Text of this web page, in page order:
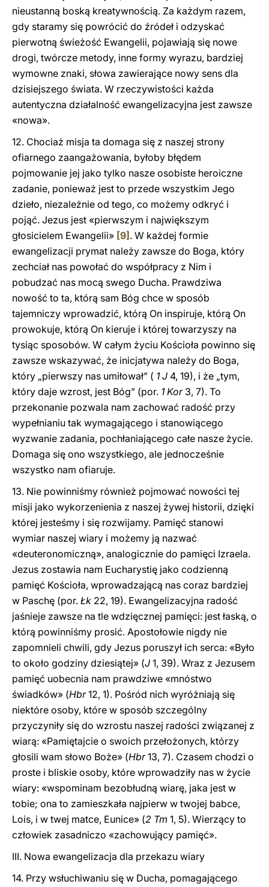
nieustanną boską kreatywnością. Za każdym razem,
gdy staramy się powrócić do źródeł i odzyskać
pierwotną świeżość Ewangelii, pojawiają się nowe
drogi, twórcze metody, inne formy wyrazu, bardziej
wymowne znaki, słowa zawierające nowy sens dla
dzisiejszego świata. W rzeczywistości każda
autentyczna działalność ewangelizacyjna jest zawsze
«nowa».
12. Chociaż misja ta domaga się z naszej strony
ofiarnego zaangażowania, byłoby błędem
pojmowanie jej jako tylko nasze osobiste heroiczne
zadanie, ponieważ jest to przede wszystkim Jego
dzieło, niezależnie od tego, co możemy odkryć i
pojąć. Jezus jest «pierwszym i największym
głosicielem Ewangelii» [9] . W każdej formie
ewangelizacji prymat należy zawsze do Boga, który
zechciał nas powołać do współpracy z Nim i
pobudzać nas mocą swego Ducha. Prawdziwa
nowość to ta, którą sam Bóg chce w sposób
tajemniczy wprowadzić, którą On inspiruje, którą On
prowokuje, którą On kieruje i której towarzyszy na
tysiąc sposobów. W całym życiu Kościoła powinno się
zawsze wskazywać, że inicjatywa należy do Boga,
który „pierwszy nas umiłował” ( 1 J 4, 19), i że „tym,
który daje wzrost, jest Bóg” (por. 1 Kor3, 7). To
przekonanie pozwala nam zachować radość przy
wypełnianiu tak wymagającego i stanowiącego
wyzwanie zadania, pochłaniającego całe nasze życie.
Domaga się ono wszystkiego, ale jednocześnie
wszystko nam ofiaruje.
13. Nie powinniśmy również pojmować nowości tej
misji jako wykorzenienia z naszej żywej historii, dzięki
której jesteśmy i się rozwijamy. Pamięć stanowi
wymiar naszej wiary i możemy ją nazwać
«deuteronomiczną», analogicznie do pamięci Izraela.
Jezus zostawia nam Eucharystię jako codzienną
pamięć Kościoła, wprowadzającą nas coraz bardziej
w Paschę (por. Łk 22, 19). Ewangelizacyjna radość
jaśnieje zawsze na tle wdzięcznej pamięci: jest łaską, o
którą powinniśmy prosić. Apostołowie nigdy nie
zapomnieli chwili, gdy Jezus poruszył ich serca: «Było
to około godziny dziesiątej» (J 1, 39). Wraz z Jezusem
pamięć uobecnia nam prawdziwe «mnóstwo
świadków» (Hbr12, 1). Pośród nich wyróżniają się
niektóre osoby, które w sposób szczególny
przyczyniły się do wzrostu naszej radości związanej z
wiarą: «Pamiętajcie o swoich przełożonych, którzy
głosili wam słowo Boże» (Hbr13, 7). Czasem chodzi o
proste i bliskie osoby, które wprowadziły nas w życie
wiary: «wspominam bezobłudną wiarę, jaka jest w
tobie; ona to zamieszkała najpierw w twojej babce,
Lois, i w twej matce, Eunice» (2 Tm 1, 5). Wierzący to
człowiek zasadniczo «zachowujący pamięć».
III. Nowa ewangelizacja dla przekazu wiary
14. Przy wsłuchiwaniu się w Ducha, pomagającego